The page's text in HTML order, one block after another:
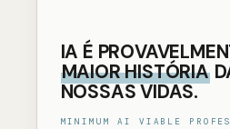
IA É
MAIOR HISTÓRIA
NOSSAS VIDAS.
MINIMUM AI VIABLE